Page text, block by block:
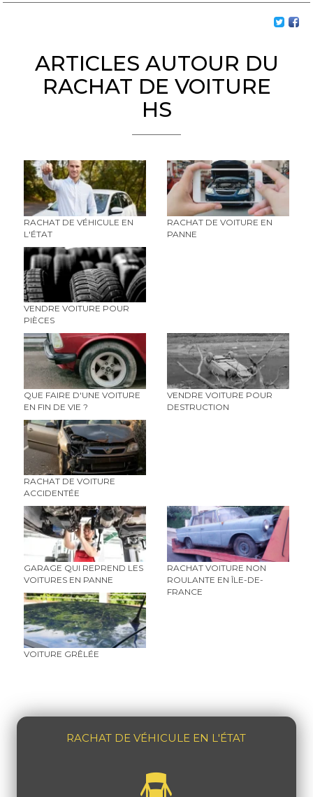
ARTICLES AUTOUR DU
RACHAT DE VOITURE
HS
RACHAT DE VÉHICULE EN
L'ÉTAT
RACHAT DE VOITURE EN
PANNE
VENDRE VOITURE POUR
PIÈCES
QUE FAIRE D'UNE VOITURE
EN FIN DE VIE ?
VENDRE VOITURE POUR
DESTRUCTION
RACHAT DE VOITURE
ACCIDENTÉE
GARAGE QUI REPREND LES
VOITURES EN PANNE
RACHAT VOITURE NON
ROULANTE EN ÎLE-DE-
FRANCE
VOITURE GRÊLÉE
RACHAT DE VÉHICULE EN L'ÉTAT